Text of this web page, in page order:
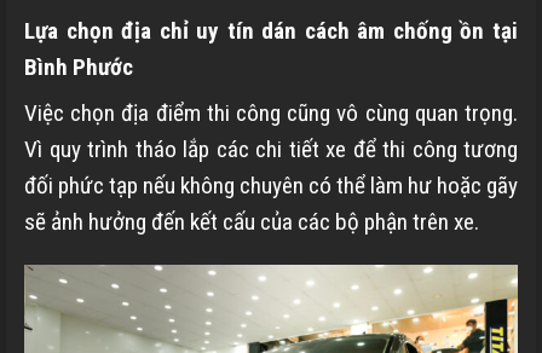
Lựa chọn địa chỉ uy tín dán cách âm chống ồn tại
Bình Phước
Việc chọn địa điểm thi công cũng vô cùng quan trọng.
Vì quy trình tháo lắp các chi tiết xe để thi công tương
đối phức tạp nếu không chuyên có thể làm hư hoặc gãy
sẽ ảnh hưởng đến kết cấu của các bộ phận trên xe.